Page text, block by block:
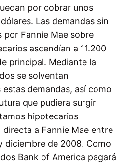
por cobrar unos
Las demandas sin
por Fannie Mae sobre
ascendían a 11.200
principal. Mediante la
se solventan
demandas, así como
que pudiera surgir
hipotecarios
a Fannie Mae entre
diciembre de 2008. Como
Bank of America pagará